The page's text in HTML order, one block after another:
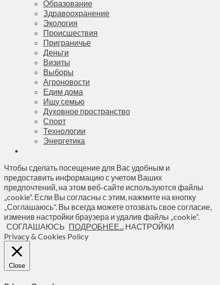
Образование
Здравоохранение
Экология
Происшествия
Приграничье
Деньги
Визиты
Выборы
Агроновости
Едим дома
Ищу семью
Духовное пространство
Спорт
Технологии
Энергетика
Чтобы сделать посещение для Вас удобным и
предоставить информацию с учетом Ваших
предпочтений, на этом веб-сайте используются файлы
„cookie“. Если Вы согласны с этим, нажмите на кнопку
„Соглашаюсь“. Вы всегда можете отозвать свое согласие,
изменив настройки браузера и удалив файлы „cookie“.
СОГЛАШАЮСЬ ПОДРОБНЕЕ... НАСТРОЙКИ
Privacy & Cookies Policy
Close